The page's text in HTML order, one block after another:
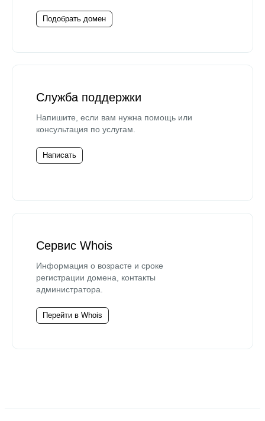
Подобрать домен
Служба поддержки
Напишите, если вам нужна помощь или
консультация по услугам.
Написать
Сервис Whois
Информация о возрасте и сроке
регистрации домена, контакты
администратора.
Перейти в Whois